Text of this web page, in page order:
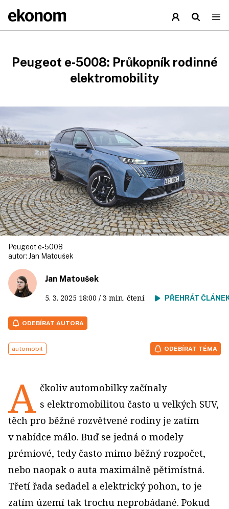
Peugeot e‑5008: Průkopník rodinné
elektromobility
Peugeot e‑5008
autor: Jan Matoušek
Jan Matoušek
5. 3. 2025 18:00 / 3 min. čtení PŘEHRÁT
ODEBÍRAT AUTORA
automobil ODEBÍRAT TÉMA
A čkoliv automobilky začínaly
s elektromobilitou často u velkých SUV,
těch pro běžné rozvětvené rodiny je zatím
v nabídce málo. Buď se jedná o modely
prémiové, tedy často mimo běžný rozpočet,
nebo naopak o auta maximálně pětimístná.
Třetí řada sedadel a elektrický pohon, to je
zatím území tak trochu neprobádané. Pokud